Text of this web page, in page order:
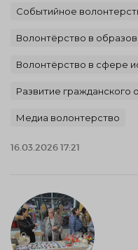
Событийное
Волонтёрство в
Волонтёрство в сфере
Развитие гражданского
Медиа волонтерство
16.03.2026 17:21